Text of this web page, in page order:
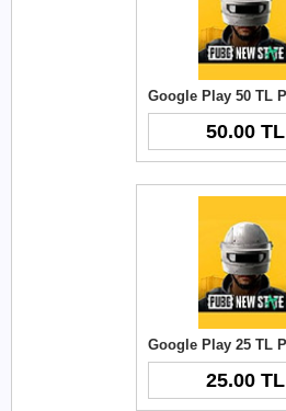
50.00 TL
25.00 TL